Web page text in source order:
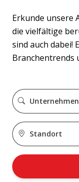
Erkunde unsere
die vielfältige
sind auch dabei!
Branchentrends